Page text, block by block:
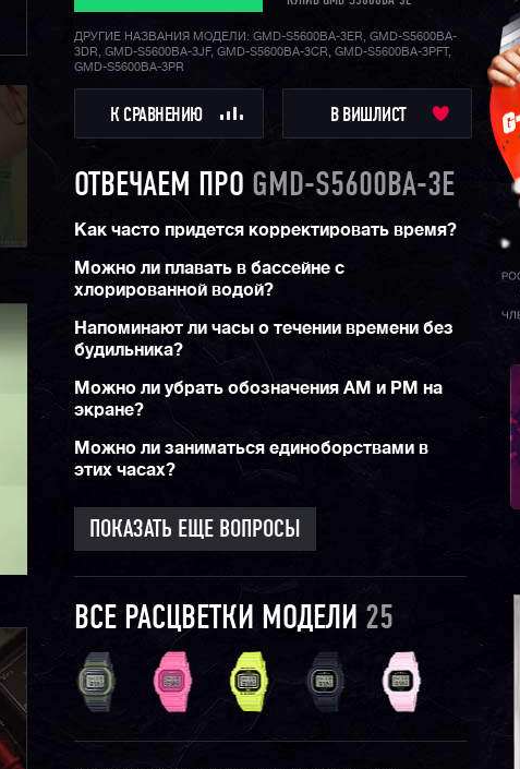
ДРУГИЕ НАЗВАНИЯ МОДЕЛИ: GMD-S5600BA-3ER, GMD-S5600BA-
3DR, GMD-S5600BA-3JF, GMD-S5600BA-3CR, GMD-S5600BA-3PFT,
GMD-S5600BA-3PR
К СРАВНЕНИЮ В ВИШЛИСТ
ОТВЕЧАЕМ ПРО GMD-S5600BA-3E
Как часто придется корректировать время?
Можно ли плавать в бассейне с
хлорированной водой?
Напоминают ли часы о течении времени без
будильника?
Можно ли убрать обозначения AM и PM на
экране?
Можно ли заниматься единоборствами в
этих часах?
ПОКАЗАТЬ ЕЩЕ ВОПРОСЫ
ВСЕ РАСЦВЕТКИ МОДЕЛИ 25